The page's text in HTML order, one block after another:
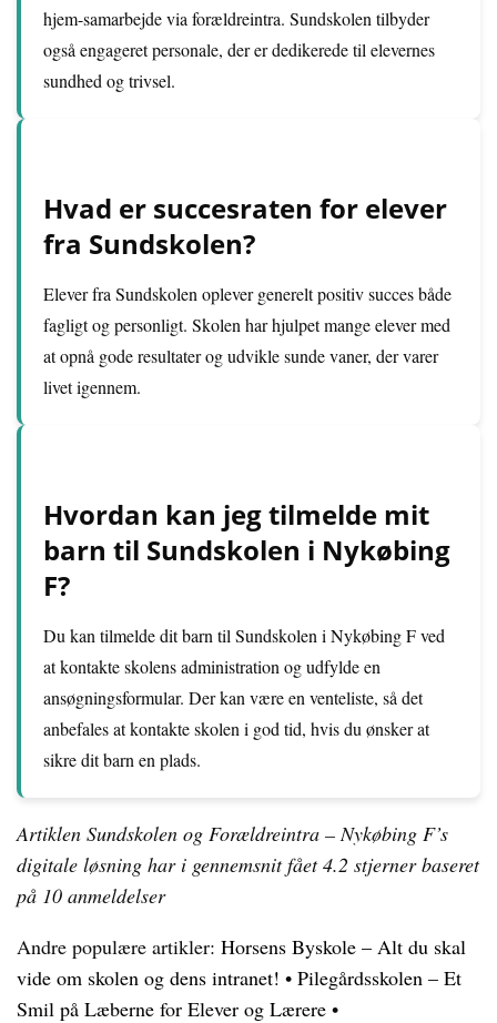
hjem-samarbejde via forældreintra. Sundskolen tilbyder
også engageret personale, der er dedikerede til elevernes
sundhed og trivsel.
Hvad er succesraten for elever
fra Sundskolen?
Elever fra Sundskolen oplever generelt positiv succes både
fagligt og personligt. Skolen har hjulpet mange elever med
at opnå gode resultater og udvikle sunde vaner, der varer
livet igennem.
Hvordan kan jeg tilmelde mit
barn til Sundskolen i Nykøbing
F?
Du kan tilmelde dit barn til Sundskolen i Nykøbing F ved
at kontakte skolens administration og udfylde en
ansøgningsformular. Der kan være en venteliste, så det
anbefales at kontakte skolen i god tid, hvis du ønsker at
sikre dit barn en plads.
Artiklen Sundskolen og Forældreintra – Nykøbing F’s
digitale løsning har i gennemsnit fået4.2 stjerner baseret
på 10 anmeldelser
Andre populære artikler: Horsens Byskole – Alt du skal
vide om skolen og dens intranet! • Pilegårdsskolen – Et
Smil på Læberne for Elever og Lærere •